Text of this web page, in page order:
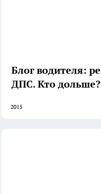
Блог водителя:
ДПС. Кто дольше?
2015